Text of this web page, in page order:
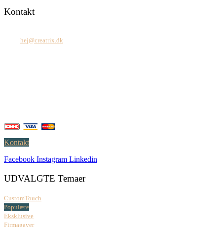
Kontakt
hej@creatrix.dk
Kontakt
Facebook Instagram Linkedin
UDVALGTE Temaer
CustomTouch
Populære
Eksklusive
Firmagaver